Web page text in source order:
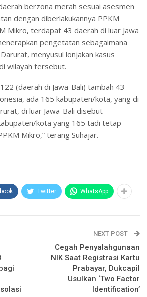
berzona merah sesuai asesmen
dengan diberlakukannya PPKM
Mikro, terdapat 43 daerah di luar Jawa
pengetatan sebagaimana
menyusul lonjakan kasus
wilayah tersebut.
(daerah di Jawa-Bali) tambah 43
ada 165 kabupaten/kota, yang di
di luar Jawa-Bali disebut
kota yang 165 tadi tetap
Mikro,” terang Suhajar.
Twitter WhatsApp
NEXT POST
Cegah Penyalahgunaan
NIK Saat Registrasi Kartu
Prabayar, Dukcapil
Usulkan ‘Two Factor
Identification’